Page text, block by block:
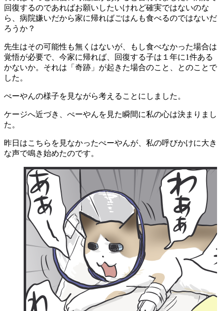
回復するのであればお願いしたいけれど確実ではないのな
ら、病院嫌いだから家に帰ればごはんも食べるのではないだ
ろうか？
先生はその可能性も無くはないが、もし食べなかった場合は
覚悟が必要で、今家に帰れば、回復する子は１年に1件ある
かないか。それは「奇跡」が起きた場合のこと、とのことで
した。
ぺーやんの様子を見ながら考えることにしました。
ケージへ近づき、ぺーやんを見た瞬間に私の心は決まりまし
た。
昨日はこちらを見なかったぺーやんが、私の呼びかけに大き
な声で鳴き始めたのです。